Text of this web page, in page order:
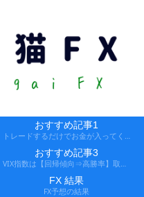
おすすめ記事1
おすすめ記事3
FX 結果
FX予想の結果